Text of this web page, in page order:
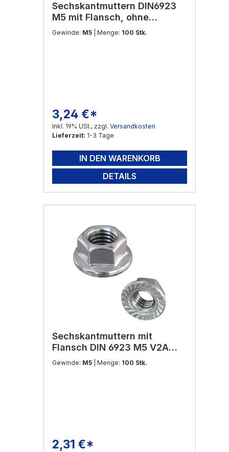
Sechskantmuttern DIN6923
M5 mit Flansch, ohne
Sperrverzahnung Edelstahl
Gewinde: M5 | Menge: 100 Stk.
Regulärer Preis:
3,24 €*
Inkl. 19% USt., zzgl. Versandkosten
Lieferzeit: 1-3 Tage
IN DEN WARENKORB
DETAILS
Sechskantmuttern mit
Flansch DIN 6923 M5 V2A
Edelstahl
Gewinde: M5 | Menge: 100 Stk.
Regulärer Preis:
2,31 €*